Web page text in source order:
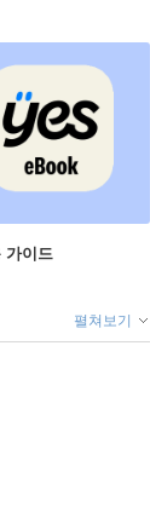
가이드
펼쳐보기